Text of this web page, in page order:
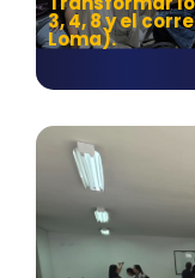
3, 4, 8 y el
Loma).